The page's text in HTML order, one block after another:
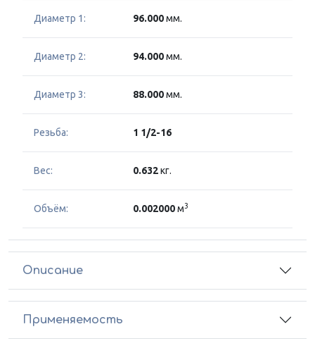
Диаметр 1: 96.000мм.
Диаметр 2: 94.000мм.
Диаметр 3: 88.000мм.
Резьба: 1 1/2-16
Вес: 0.632кг.
Объём: 0.002000м3
Описание
Применяемость